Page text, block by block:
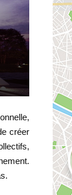
créer